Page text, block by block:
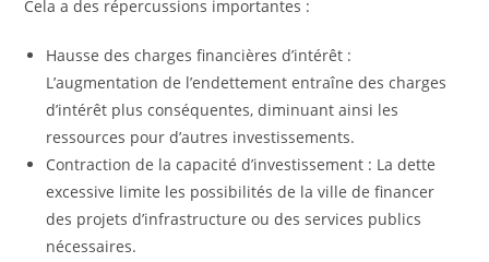
Cela a des répercussions importantes :
Hausse des charges financières d’intérêt :
L’augmentation de l’endettement entraîne des charges
d’intérêt plus conséquentes, diminuant ainsi les
ressources pour d’autres investissements.
Contraction de la capacité d’investissement : La dette
excessive limite les possibilités de la ville de financer
des projets d’infrastructure ou des services publics
nécessaires.